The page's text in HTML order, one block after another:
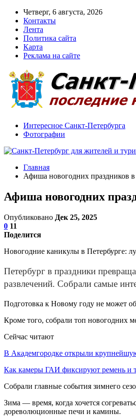
Четверг, 6 августа, 2026
Контакты
Лента
Политика сайта
Карта
Реклама на сайте
Интересное Санкт-Петербурга
Фотографии
Главная
Афиша новогодних праздников
Афиша новогодних
Опубликовано Дек 25, 2025
0 11
Поделится
Новогодние каникулы в Петербурге:
Петербург в праздники
развлечений. Собрали самые
Подготовка к Новому году не может
Кроме того, собрали топ новогодних
Сейчас читают
В Академгородке открыли
Как камеры ГАИ фиксируют ремень и
Собрали главные события зимнего
Зима — время, когда хочется
дореволюционные печи и камины.